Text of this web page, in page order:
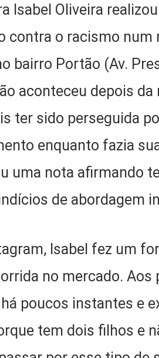
Isabel Oliveira
contra o racismo num
bairro Portão (Av.
aconteceu depois
ter sido perseguida
enquanto fazia
uma nota afirmando
de abordagem
Isabel fez um
no mercado. Aos
poucos instantes e
tem dois filhos e